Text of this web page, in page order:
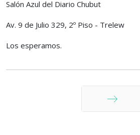
Salón Azul del Diario Chubut
Av. 9 de Julio 329, 2º Piso - Trelew
Los esperamos.